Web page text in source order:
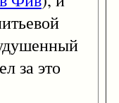
за это